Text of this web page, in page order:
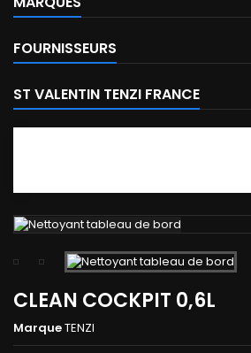
FOURNISSEURS
ST VALENTIN TENZI FRANCE
CLEAN COCKPIT 0,6L
MarqueTENZI